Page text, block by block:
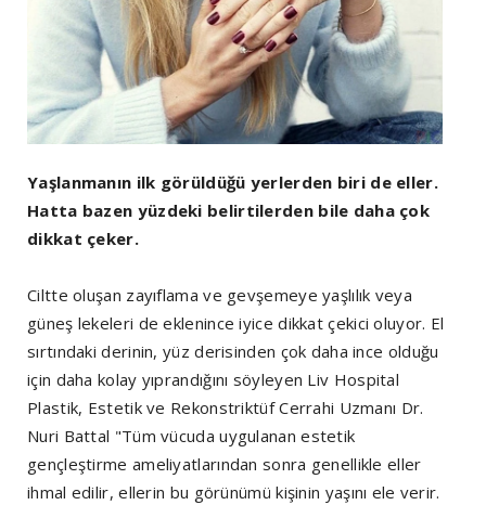
Yaşlanmanın ilk görüldüğü yerlerden biri de eller.
Hatta bazen yüzdeki belirtilerden bile daha çok
dikkat çeker.
Ciltte oluşan zayıflama ve gevşemeye yaşlılık veya
güneş lekeleri de eklenince iyice dikkat çekici oluyor. El
sırtındaki derinin, yüz derisinden çok daha ince olduğu
için daha kolay yıprandığını söyleyen Liv Hospital
Plastik, Estetik ve Rekonstriktüf Cerrahi Uzmanı Dr.
Nuri Battal "Tüm vücuda uygulanan estetik
gençleştirme ameliyatlarından sonra genellikle eller
ihmal edilir, ellerin bu görünümü kişinin yaşını ele verir.